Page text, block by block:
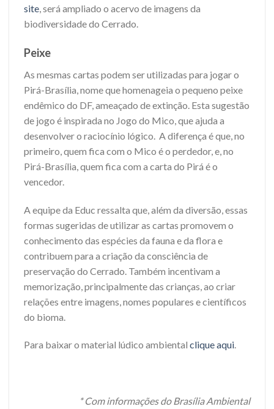
site, será ampliado o acervo de imagens da
biodiversidade do Cerrado.
Peixe
As mesmas cartas podem ser utilizadas para jogar o
Pirá-Brasília, nome que homenageia o pequeno peixe
endêmico do DF, ameaçado de extinção. Esta sugestão
de jogo é inspirada no Jogo do Mico, que ajuda a
desenvolver o raciocínio lógico. A diferença é que, no
primeiro, quem fica com o Mico é o perdedor, e, no
Pirá-Brasília, quem fica com a carta do Pirá é o
vencedor.
A equipe da Educ ressalta que, além da diversão, essas
formas sugeridas de utilizar as cartas promovem o
conhecimento das espécies da fauna e da flora e
contribuem para a criação da consciência de
preservação do Cerrado. Também incentivam a
memorização, principalmente das crianças, ao criar
relações entre imagens, nomes populares e científicos
do bioma.
Para baixar o material lúdico ambiental clique aqui.
* Com informações do Brasília Ambiental